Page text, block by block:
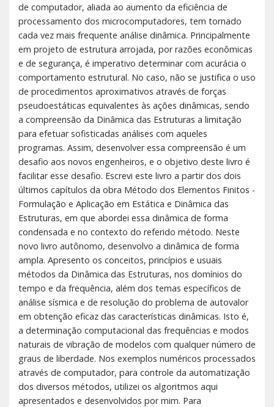
de computador, aliada ao aumento da eficiência de
processamento dos microcomputadores, tem tornado
cada vez mais frequente análise dinâmica. Principalmente
em projeto de estrutura arrojada, por razões econômicas
e de segurança, é imperativo determinar com acurácia o
comportamento estrutural. No caso, não se justifica o uso
de procedimentos aproximativos através de forças
pseudoestáticas equivalentes às ações dinâmicas, sendo
a compreensão da Dinâmica das Estruturas a limitação
para efetuar sofisticadas análises com aqueles
programas. Assim, desenvolver essa compreensão é um
desafio aos novos engenheiros, e o objetivo deste livro é
facilitar esse desafio. Escrevi este livro a partir dos dois
últimos capítulos da obra Método dos Elementos Finitos -
Formulação e Aplicação em Estática e Dinâmica das
Estruturas, em que abordei essa dinâmica de forma
condensada e no contexto do referido método. Neste
novo livro autônomo, desenvolvo a dinâmica de forma
ampla. Apresento os conceitos, princípios e usuais
métodos da Dinâmica das Estruturas, nos domínios do
tempo e da frequência, além dos temas específicos de
análise sísmica e de resolução do problema de autovalor
em obtenção eficaz das características dinâmicas. Isto é,
a determinação computacional das frequências e modos
naturais de vibração de modelos com qualquer número de
graus de liberdade. Nos exemplos numéricos processados
através de computador, para controle da automatização
dos diversos métodos, utilizei os algoritmos aqui
apresentados e desenvolvidos por mim. Para